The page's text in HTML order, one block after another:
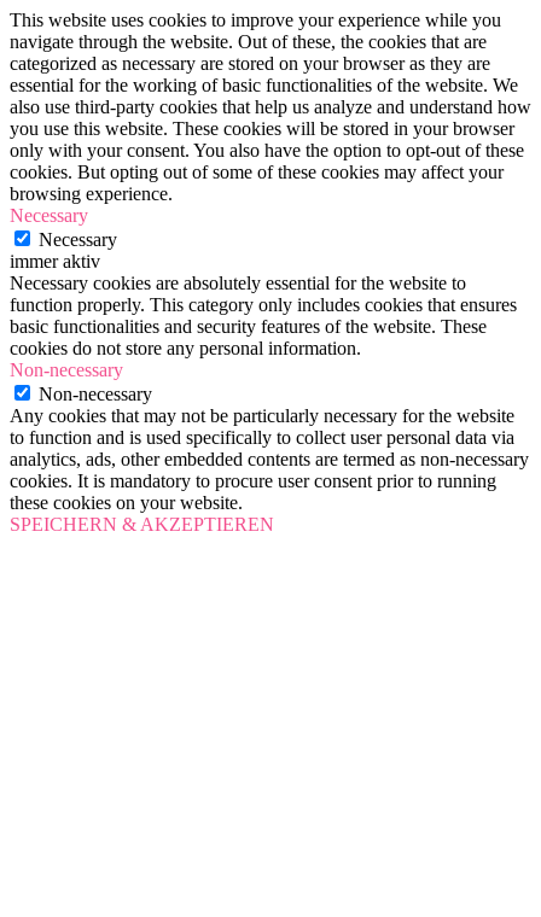
This website uses cookies to improve your experience while you
navigate through the website. Out of these, the cookies that are
categorized as necessary are stored on your browser as they are
essential for the working of basic functionalities of the website. We
also use third-party cookies that help us analyze and understand how
you use this website. These cookies will be stored in your browser
only with your consent. You also have the option to opt-out of these
cookies. But opting out of some of these cookies may affect your
browsing experience.
Necessary
Necessary
immer aktiv
Necessary cookies are absolutely essential for the website to
function properly. This category only includes cookies that ensures
basic functionalities and security features of the website. These
cookies do not store any personal information.
Non-necessary
Non-necessary
Any cookies that may not be particularly necessary for the website
to function and is used specifically to collect user personal data via
analytics, ads, other embedded contents are termed as non-necessary
cookies. It is mandatory to procure user consent prior to running
these cookies on your website.
SPEICHERN & AKZEPTIEREN